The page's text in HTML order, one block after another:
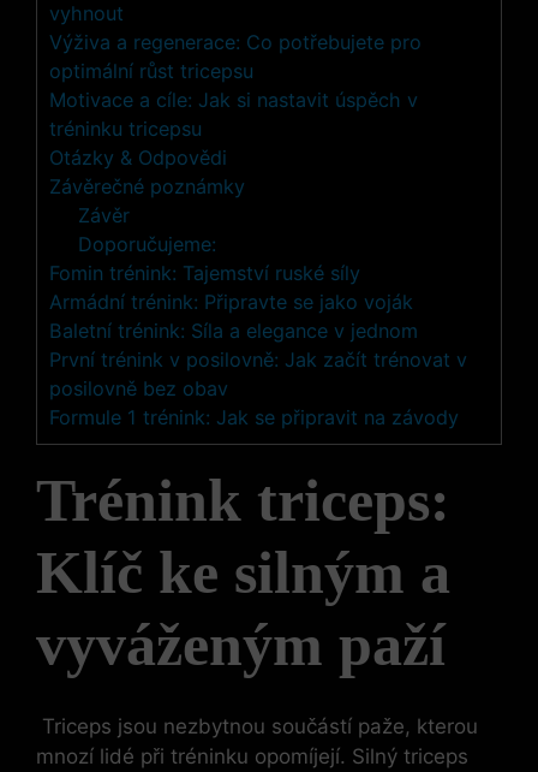
vyhnout
Výživa a regenerace: Co potřebujete pro
optimální růst⁣ tricepsu
Motivace a cíle: ⁣Jak si nastavit úspěch v
tréninku tricepsu
Otázky & Odpovědi
Závěrečné poznámky
Závěr
Doporučujeme:
Fomin trénink: Tajemství ruské síly
Armádní trénink: Připravte se jako voják
Baletní trénink: Síla a elegance v jednom
První trénink v posilovně: Jak začít trénovat v
posilovně bez obav
Formule 1 trénink: Jak se připravit na závody
Trénink triceps: ​
Klíč ke silným a
vyváženým paží
​ Triceps jsou nezbytnou součástí paže, kterou
mnozí lidé při tréninku opomíjejí. Silný‌ triceps